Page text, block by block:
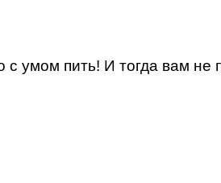
умом пить! И тогда вам не